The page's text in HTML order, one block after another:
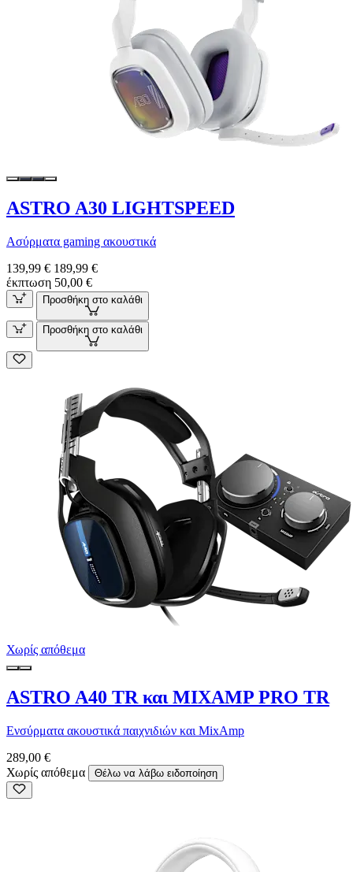
ASTRO A30 LIGHTSPEED
Ασύρματα gaming ακουστικά
139,99 € 189,99 €
έκπτωση 50,00 €
Προσθήκη στο καλάθι
Προσθήκη στο καλάθι
Χωρίς απόθεμα
ASTRO A40 TR και MIXAMP PRO TR
Ενσύρματα ακουστικά παιχνιδιών και MixAmp
289,00 €
Χωρίς απόθεμα
Θέλω να λάβω ειδοποίηση